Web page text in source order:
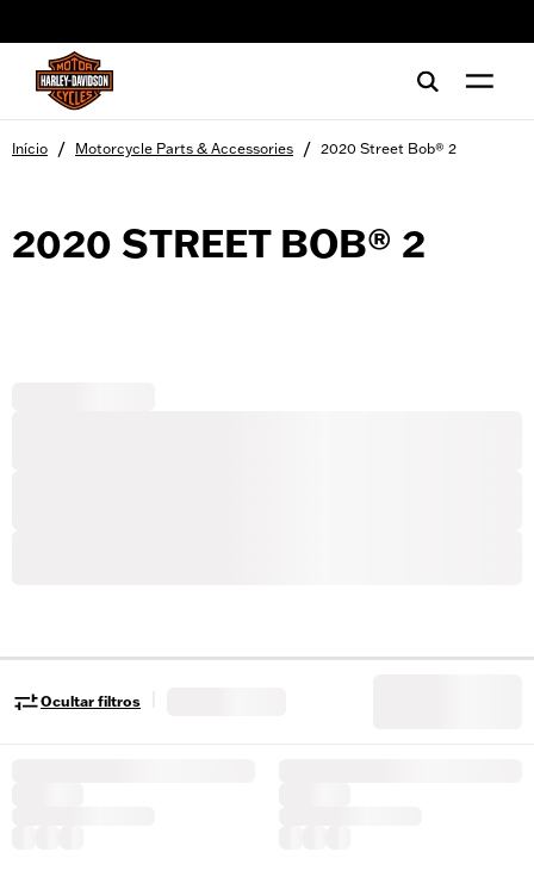
Início / Motorcycle Parts & Accessories / 2020 Street Bob® 2
2020 STREET BOB® 2
Ocultar filtros